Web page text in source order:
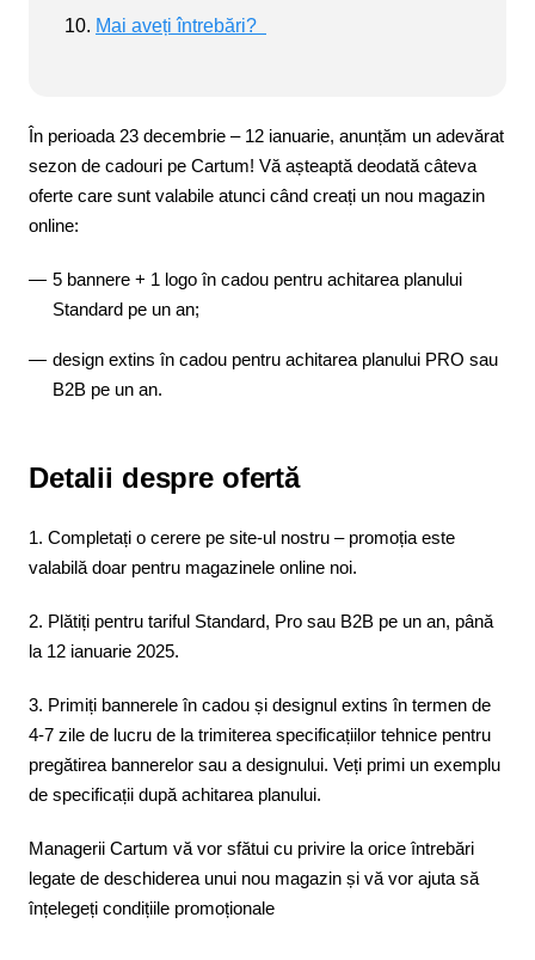
Mai aveți întrebări?
În perioada 23 decembrie – 12 ianuarie, anunțăm un adevărat
sezon de cadouri pe Cartum! Vă așteaptă deodată câteva
oferte care sunt valabile atunci când creați un nou magazin
online:
5 bannere + 1 logo în cadou pentru achitarea planului
Standard pe un an;
design extins în cadou pentru achitarea planului PRO sau
B2B pe un an.
Detalii despre ofertă
1. Completați o cerere pe site-ul nostru – promoția este
valabilă doar pentru magazinele online noi.
2. Plătiți pentru tariful Standard, Pro sau B2B pe un an, până
la 12 ianuarie 2025.
3. Primiți bannerele în cadou și designul extins în termen de
4-7 zile de lucru de la trimiterea specificațiilor tehnice pentru
pregătirea bannerelor sau a designului. Veți primi un exemplu
de specificații după achitarea planului.
Managerii Cartum vă vor sfătui cu privire la orice întrebări
legate de deschiderea unui nou magazin și vă vor ajuta să
înțelegeți condițiile promoționale